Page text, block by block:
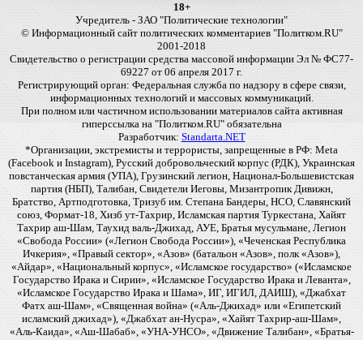
18+
Учредитель - ЗАО "Политические технологии"
© Информационный сайт политических комментариев "Политком.RU"
2001-2018
Свидетельство о регистрации средства массовой информации Эл № ФС77-
69227 от 06 апреля 2017 г.
Регистрирующий орган: Федеральная служба по надзору в сфере связи,
информационных технологий и массовых коммуникаций.
При полном или частичном использовании материалов сайта активная
гиперссылка на "Политком.RU" обязательна
Разработчик: Standarta.NET
*Организации, экстремисты и террористы, запрещенные в РФ: Meta
(Facebook и Instagram), Русский добровольческий корпус (РДК), Украинская
повстанческая армия (УПА), Грузинский легион, Национал-Большевистская
партия (НБП), Талибан, Свидетели Иеговы, Мизантропик Дивижн,
Братство, Артподготовка, Тризуб им. Степана Бандеры, НСО, Славянский
союз, Формат-18, Хизб ут-Тахрир, Исламская партия Туркестана, Хайят
Тахрир аш-Шам, Таухид валь-Джихад, АУЕ, Братья мусульмане, Легион
«Свобода России» («Легион Свобода России»), «Чеченская Республика
Ичкерия», «Правый сектор», «Азов» (батальон «Азов», полк «Азов»),
«Айдар», «Национальный корпус», «Исламское государство» («Исламское
Государство Ирака и Сирии», «Исламское Государство Ирака и Леванта»,
«Исламское Государство Ирака и Шама», ИГ, ИГИЛ, ДАИШ), «Джабхат
Фатх аш-Шам», «Священная война» («Аль-Джихад» или «Египетский
исламский джихад»), «Джабхат ан-Нусра», «Хайят Тахрир-аш-Шам»,
«Аль-Каида», «Аш-Шабаб», «УНА-УНСО», «Движение Талибан», «Братья-